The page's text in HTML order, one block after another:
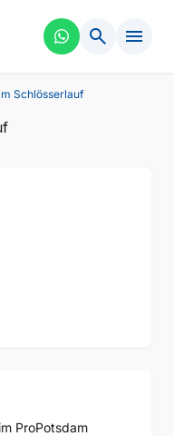
search menu
Schlösserlauf
ProPotsdam